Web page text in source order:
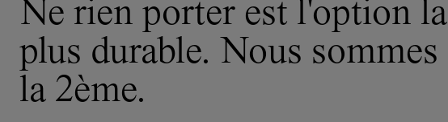
Ne rien porter est l'option la
plus durable. Nous sommes
la 2ème.